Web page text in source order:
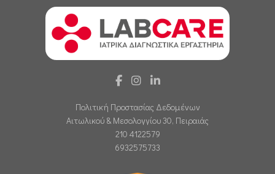
Πολιτική Προστασίας Δεδομένων
Αιτωλικού & Μεσολογγίου 30, Πειραιάς
210 4122579
6932575733